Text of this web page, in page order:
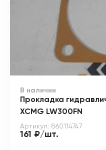
В наличии
Прокладка
XCMG LW300FN
Артикул: 860114747
161 ₽/шт.